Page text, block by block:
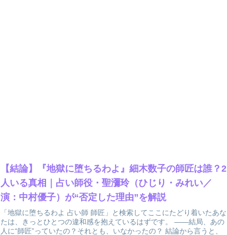
【結論】『地獄に堕ちるわよ』細木数子の師匠は誰？2
人いる真相｜占い師役・聖瀰玲（ひじり・みれい／
演：中村優子）が“否定した理由”を解説
「地獄に堕ちるわよ 占い師 師匠」と検索してここにたどり着いたあな
たは、きっとひとつの違和感を抱えているはずです。 ――結局、あの
人に“師匠”っていたの？それとも、いなかったの？ 結論から言うと、